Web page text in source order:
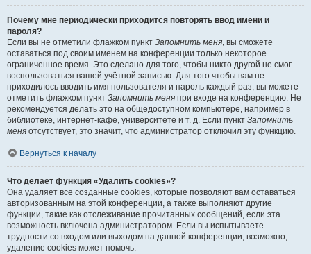
Почему мне периодически приходится повторять ввод имени и
пароля?
Если вы не отметили флажком пункт Запомнить меня, вы сможете
оставаться под своим именем на конференции только некоторое
ограниченное время. Это сделано для того, чтобы никто другой не смог
воспользоваться вашей учётной записью. Для того чтобы вам не
приходилось вводить имя пользователя и пароль каждый раз, вы можете
отметить флажком пункт Запомнить меня при входе на конференцию. Не
рекомендуется делать это на общедоступном компьютере, например в
библиотеке, интернет-кафе, университете и т. д. Если пункт Запомнить
меня отсутствует, это значит, что администратор отключил эту функцию.
Вернуться к началу
Что делает функция «Удалить cookies»?
Она удаляет все созданные cookies, которые позволяют вам оставаться
авторизованным на этой конференции, а также выполняют другие
функции, такие как отслеживание прочитанных сообщений, если эта
возможность включена администратором. Если вы испытываете
трудности со входом или выходом на данной конференции, возможно,
удаление cookies может помочь.